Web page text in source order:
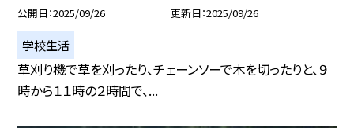
公開日 2025/09/26 更新日 2025/09/26
学校生活
草刈り機で草を刈ったり、チェーンソーで木を切ったりと、９
時から１１時の２時間で、...